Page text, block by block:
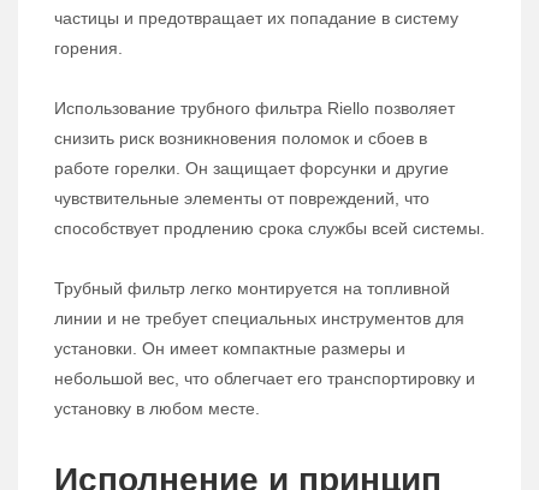
частицы и предотвращает их попадание в систему
горения.
Использование трубного фильтра Riello позволяет
снизить риск возникновения поломок и сбоев в
работе горелки. Он защищает форсунки и другие
чувствительные элементы от повреждений, что
способствует продлению срока службы всей системы.
Трубный фильтр легко монтируется на топливной
линии и не требует специальных инструментов для
установки. Он имеет компактные размеры и
небольшой вес, что облегчает его транспортировку и
установку в любом месте.
Исполнение и принцип